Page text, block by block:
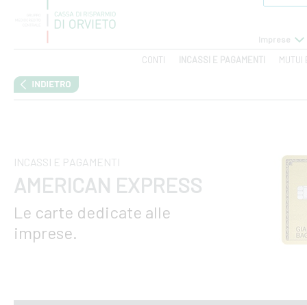
Imprese
CONTI INCASSI E PAGAMENTI MUTUI
INCASSI E PAGAMENTI
AMERICAN EXPRESS
Le carte dedicate alle
imprese.